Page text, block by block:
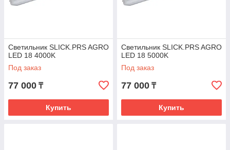
Светильник SLICK.PRS AGRO
LED 18 4000K
Под заказ
77 000 ₸
Купить
Светильник SLICK.PRS AGRO
LED 18 5000K
Под заказ
77 000 ₸
Купить